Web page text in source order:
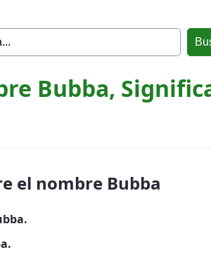
Bubba,
el nombre Bubba